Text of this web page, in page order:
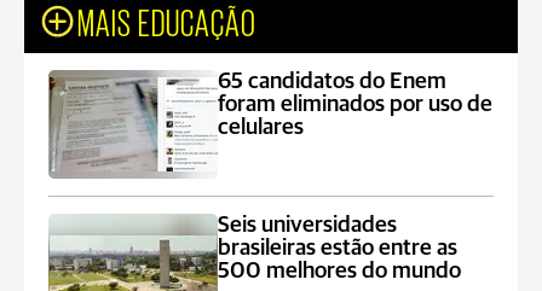
MAIS EDUCAÇÃO
65 candidatos do Enem
foram eliminados por uso de
celulares
Seis universidades
brasileiras estão entre as
500 melhores do mundo